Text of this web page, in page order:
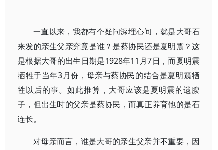
一直以来，我都有个疑问深埋心间，就是大哥石
来发的亲生父亲究竟是谁？是蔡协民还是夏明震？这
是根据大哥的出生日期是1928年11月7日，而夏明震
牺牲于当年3月份，母亲与蔡协民的结合是夏明震牺
牲以后的事。如此推算，大哥应该是夏明震的遗腹
子，但出生时的父亲是蔡协民，而真正养育他的是石
连长。
对母亲而言，谁是大哥的亲生父亲并不重要，因